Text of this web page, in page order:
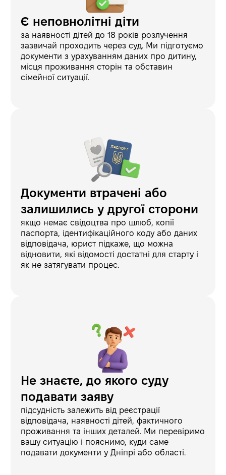
Є неповнолітні діти
за наявності дітей до 18 років розлучення
зазвичай проходить через суд. Ми підготуємо
документи з урахуванням даних про дитину,
місця проживання сторін та обставин
сімейної ситуації.
Документи втрачені або
залишились у другої сторони
якщо немає свідоцтва про шлюб, копії
паспорта, ідентифікаційного коду або даних
відповідача, юрист підкаже, що можна
відновити, які відомості достатні для старту і
як не затягувати процес.
Не знаєте, до якого суду
подавати заяву
підсудність залежить від реєстрації
відповідача, наявності дітей, фактичного
проживання та інших деталей. Ми перевіримо
вашу ситуацію і пояснимо, куди саме
подавати документи у Дніпрі або області.